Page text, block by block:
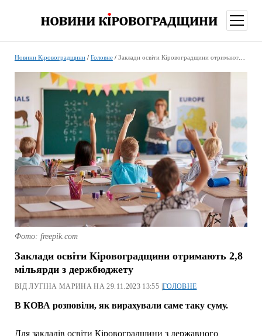
меню
Новини Кіровоградщини/ Головне/ Заклади освіти Кіровоградщини отримають 2,8 мільярди з держбюджету
Фото: freepik.com
Заклади освіти Кіровоградщини отримають 2,8
мільярди з держбюджету
ВІД ЛУГІНА МАРИНА НА 29.11.2023 13:55 | ГОЛОВНЕ
В КОВА розповіли, як вирахували саме таку суму.
Для закладів освіти Кіровоградщини з державного